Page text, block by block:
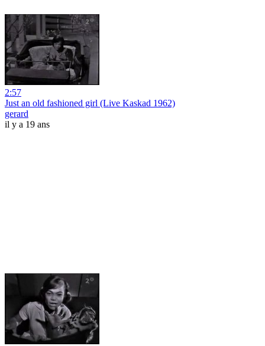
2:57
Just an old fashioned girl (Live Kaskad 1962)
gerard
il y a 19 ans